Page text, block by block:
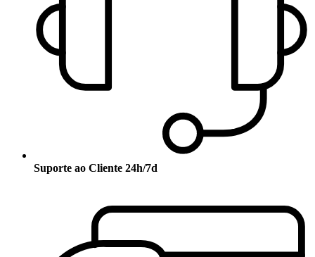
Suporte ao Cliente 24h/7d